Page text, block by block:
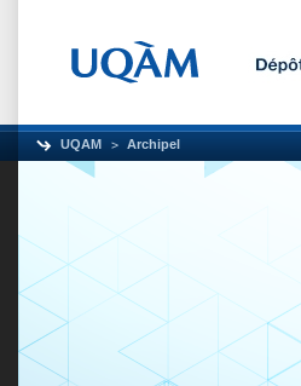
UQAM Archipel